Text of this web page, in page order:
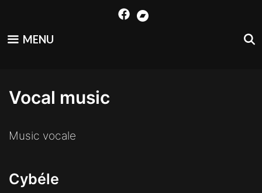
content
MENU
Vocal music
Music vocale
Cybéle